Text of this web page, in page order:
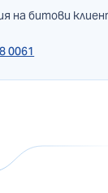
на битови
0061